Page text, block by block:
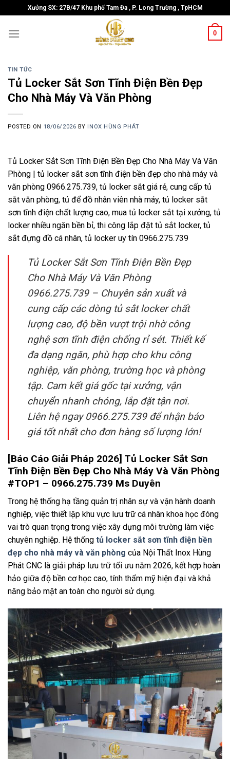
to
content
Xưởng SX: 27B/47 Khu phố Tam Đa , P. Long Trường , TpHCM
0
TIN TỨC
Tủ Locker Sắt Sơn Tĩnh Điện Bền Đẹp
Cho Nhà Máy Và Văn Phòng
POSTED ON 18/06/2026 BY INOX HÙNG PHÁT
Tủ Locker Sắt Sơn Tĩnh Điện Bền Đẹp Cho Nhà Máy Và Văn
Phòng | tủ locker sắt sơn tĩnh điện bền đẹp cho nhà máy và
văn phòng 0966.275.739, tủ locker sắt giá rẻ, cung cấp tủ
sắt văn phòng, tủ để đồ nhân viên nhà máy, tủ locker sắt
sơn tĩnh điện chất lượng cao, mua tủ locker sắt tại xưởng, tủ
locker nhiều ngăn bền bỉ, thi công lắp đặt tủ sắt locker, tủ
sắt đựng đồ cá nhân, tủ locker uy tín 0966.275.739
Tủ Locker Sắt Sơn Tĩnh Điện Bền Đẹp
Cho Nhà Máy Và Văn Phòng
0966.275.739 – Chuyên sản xuất và
cung cấp các dòng tủ sắt locker chất
lượng cao, độ bền vượt trội nhờ công
nghệ sơn tĩnh điện chống rỉ sét. Thiết kế
đa dạng ngăn, phù hợp cho khu công
nghiệp, văn phòng, trường học và phòng
tập. Cam kết giá gốc tại xưởng, vận
chuyển nhanh chóng, lắp đặt tận nơi.
Liên hệ ngay 0966.275.739 để nhận báo
giá tốt nhất cho đơn hàng số lượng lớn!
[Báo Cáo Giải Pháp 2026] Tủ Locker Sắt Sơn
Tĩnh Điện Bền Đẹp Cho Nhà Máy Và Văn Phòng
#TOP1 – 0966.275.739 Ms Duyên
Trong hệ thống hạ tầng quản trị nhân sự và vận hành doanh
nghiệp, việc thiết lập khu vực lưu trữ cá nhân khoa học đóng
vai trò quan trọng trong việc xây dựng môi trường làm việc
chuyên nghiệp. Hệ thống tủ locker sắt sơn tĩnh điện bền
đẹp cho nhà máy và văn phòng của Nội Thất Inox Hùng
Phát CNC là giải pháp lưu trữ tối ưu năm 2026, kết hợp hoàn
hảo giữa độ bền cơ học cao, tính thẩm mỹ hiện đại và khả
năng bảo mật an toàn cho người sử dụng.